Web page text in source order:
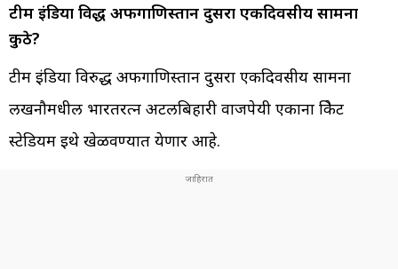
टीम इंडिया विरुद्ध अफगाणिस्तान दुसरा एकदिवसीय सामना
कुठे?
टीम इंडिया विरुद्ध अफगाणिस्तान दुसरा एकदिवसीय सामना
लखनौमधील भारतरत्न अटलबिहारी वाजपेयी एकाना क्रिकेट
स्टेडियम इथे खेळवण्यात येणार आहे.